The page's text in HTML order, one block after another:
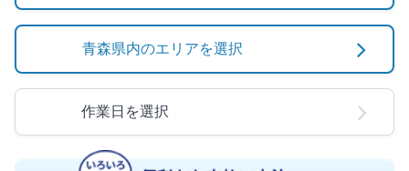
青森県内のエリアを選択
作業日を選択